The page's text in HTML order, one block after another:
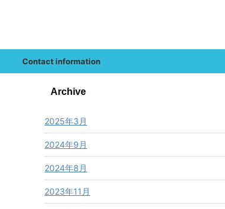
Contact information
Archive
2025年3月
2024年9月
2024年8月
2023年11月